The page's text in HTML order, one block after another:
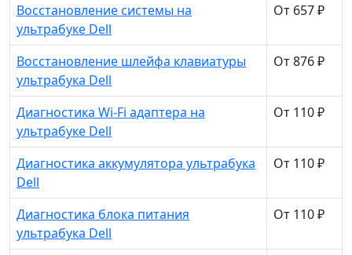
Восстановление системы на
ультрабуке Dell
От 657 ₽
Восстановление шлейфа клавиатуры
ультрабука Dell
От 876 ₽
Диагностика Wi-Fi адаптера на
ультрабуке Dell
От 110 ₽
Диагностика аккумулятора ультрабука
Dell
От 110 ₽
Диагностика блока питания
ультрабука Dell
От 110 ₽